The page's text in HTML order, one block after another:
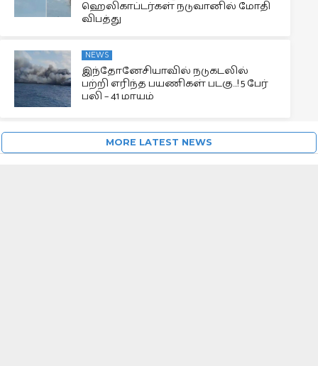
ஹெலிகாப்டர்கள் நடுவானில் மோதி
விபத்து
NEWS
இந்தோனேசியாவில் நடுகடலில்
பற்றி எரிந்த பயணிகள் படகு…! 5 பேர்
பலி – 41 மாயம்
MORE LATEST NEWS